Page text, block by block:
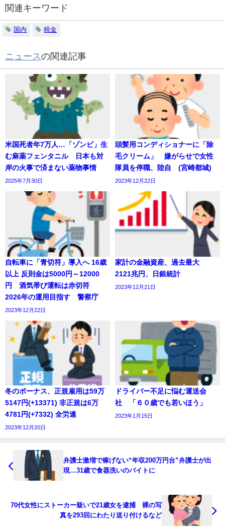
関連キーワード
国内 税金
ニュースの関連記事
米国死者年7万人…「ゾンビ」生
む麻薬フェンタニル 日本も対
岸の火事で済まない薬物事情
2025年7月30日
頭髪用コンディショナーに「除
毛クリーム」 嫌がらせで女性
隊員を停職、陸自 (宮崎都城)
2023年12月22日
自転車に「青切符」導入へ 16歳
以上 反則金は5000円～12000
円 酒気帯び運転は赤切符
2026年の運用目指す 警察庁
2023年12月22日
家計の金融資産、過去最大
2121兆円、日銀統計
2023年12月21日
冬のボーナス、正規雇用は59万
5147円(+13371) 非正規は6万
4781円(+7332) 全労連
2023年12月20日
ドライバー不足に悩む運送会
社 「６０歳でも若いほう」
2023年1月15日
弁護士激増で稼げない“年収200万円台”弁護士が出
現…31歳で食器洗いのバイトに
70代女性にストーカー疑いで21歳女を逮捕 裸の写
真を293回にわたり送り付けるなど